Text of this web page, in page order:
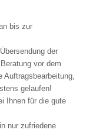
bis zur
der
vor dem
Auftragsbearbeitung,
gelaufen!
Ihnen für die gute
nur zufriedene